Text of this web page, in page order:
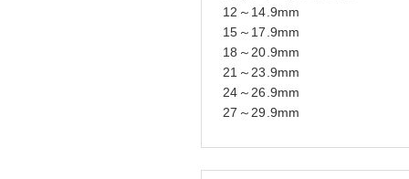
12～14.9mm
15～17.9mm
18～20.9mm
21～23.9mm
24～26.9mm
27～29.9mm